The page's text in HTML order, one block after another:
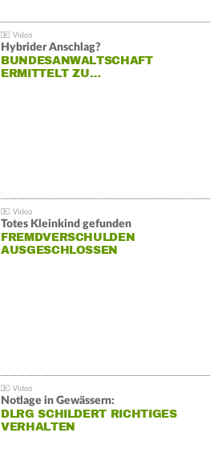
Hybrider Anschlag?
BUNDESANWALTSCHAFT
ERMITTELT ZU…
Totes Kleinkind gefunden
FREMDVERSCHULDEN
AUSGESCHLOSSEN
Notlage in Gewässern:
DLRG SCHILDERT RICHTIGES
VERHALTEN